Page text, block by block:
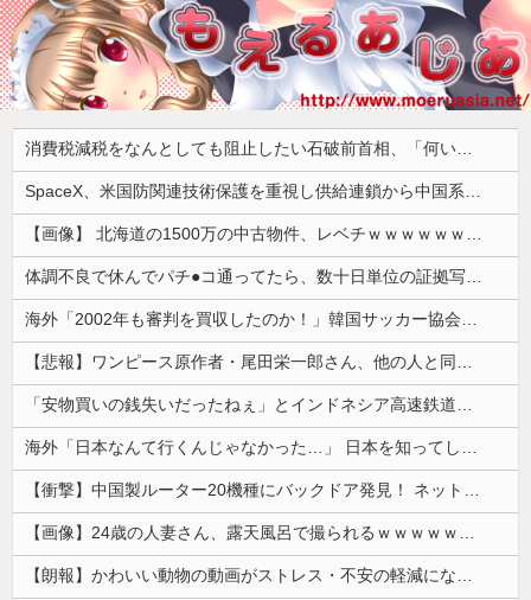
消費税減税をなんとしても阻止したい石破前首相、「何いってんのこいつ」と有権者をドン引きさせるよな屁理屈を……
SpaceX、米国防関連技術保護を重視し供給連鎖から中国系を完全排除へ 供給業者に「中国籍人員をSpaceX向けの生産に関わらせないこと」「中国製の設備・部品を使わないこと」を要求し監査実施
【画像】 北海道の1500万の中古物件、レベチｗｗｗｗｗｗｗｗｗｗｗｗｗｗｗｗｗｗｗｗ
体調不良で休んでパチ●コ通ってたら、数十日単位の証拠写真撮られて会社クビになった
海外「2002年も審判を買収したのか！」韓国サッカー協会による国際試合の審判買収が発覚し大騒ぎ！【海外の反応】
【悲報】ワンピース原作者・尾田栄一郎さん、他の人と同じ「漫画家」という肩書きに不満
「安物買いの銭失いだったねぇ」とインドネシア高速鉄道の最終処分に日本側騒然、国家予算は使わないというと何が財源なんだ？
海外「日本なんて行くんじゃなかった…」 日本を知ってしまったディズニー信者、帰国後『本家』に失望する事態に
【衝撃】中国製ルーター20機種にバックドア発見！ ネットに繋ぐだけで35秒ごとに中国のサーバーと通信
【画像】24歳の人妻さん、露天風呂で撮られるｗｗｗｗｗｗｗｗｗｗｗｗｗｗｗｗｗ
【朗報】かわいい動物の動画がストレス・不安の軽減になる可能性。英大学の研究で実証